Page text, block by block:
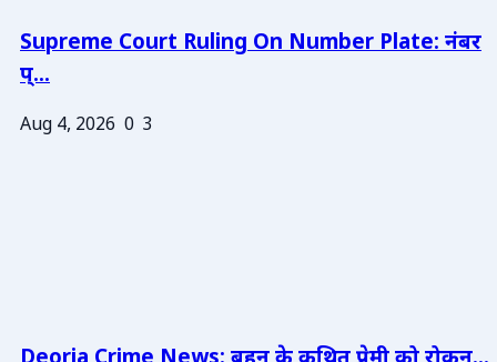
Supreme Court Ruling On Number Plate: नंबर
प्...
Aug 4, 2026 0 3